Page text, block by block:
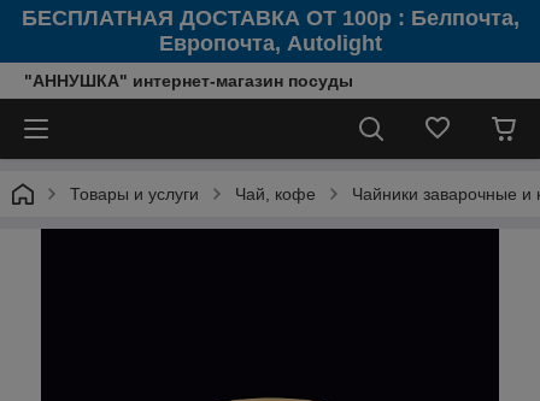
БЕСПЛАТНАЯ ДОСТАВКА ОТ 100р : Белпочта,
Европочта, Autolight
"АННУШКА" интернет-магазин посуды
Товары и услуги Чай, кофе Чайники заварочные и